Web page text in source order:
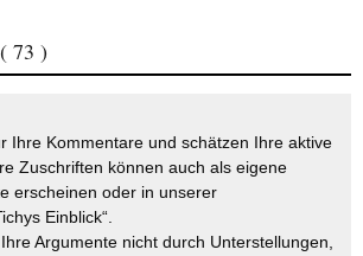
( 73 )
Ihre Kommentare und schätzen Ihre aktive
Zuschriften können auch als eigene
erscheinen oder in unserer
Einblick“.
Argumente nicht durch Unterstellungen,